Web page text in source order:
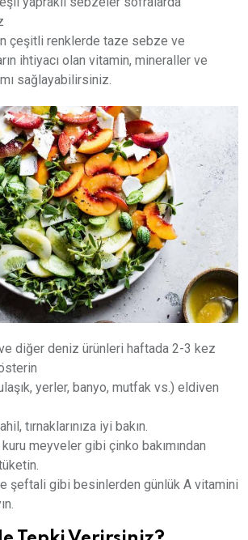
çeşitli renklerde taze sebze ve
ihtiyacı olan vitamin, mineraller ve
sağlayabilirsiniz.
diğer deniz ürünleri haftada 2-3 kez
yerler, banyo, mutfak vs.) eldiven
tırnaklarınıza iyi bakın.
meyveler gibi çinko bakımından
şeftali gibi besinlerden günlük A vitamini